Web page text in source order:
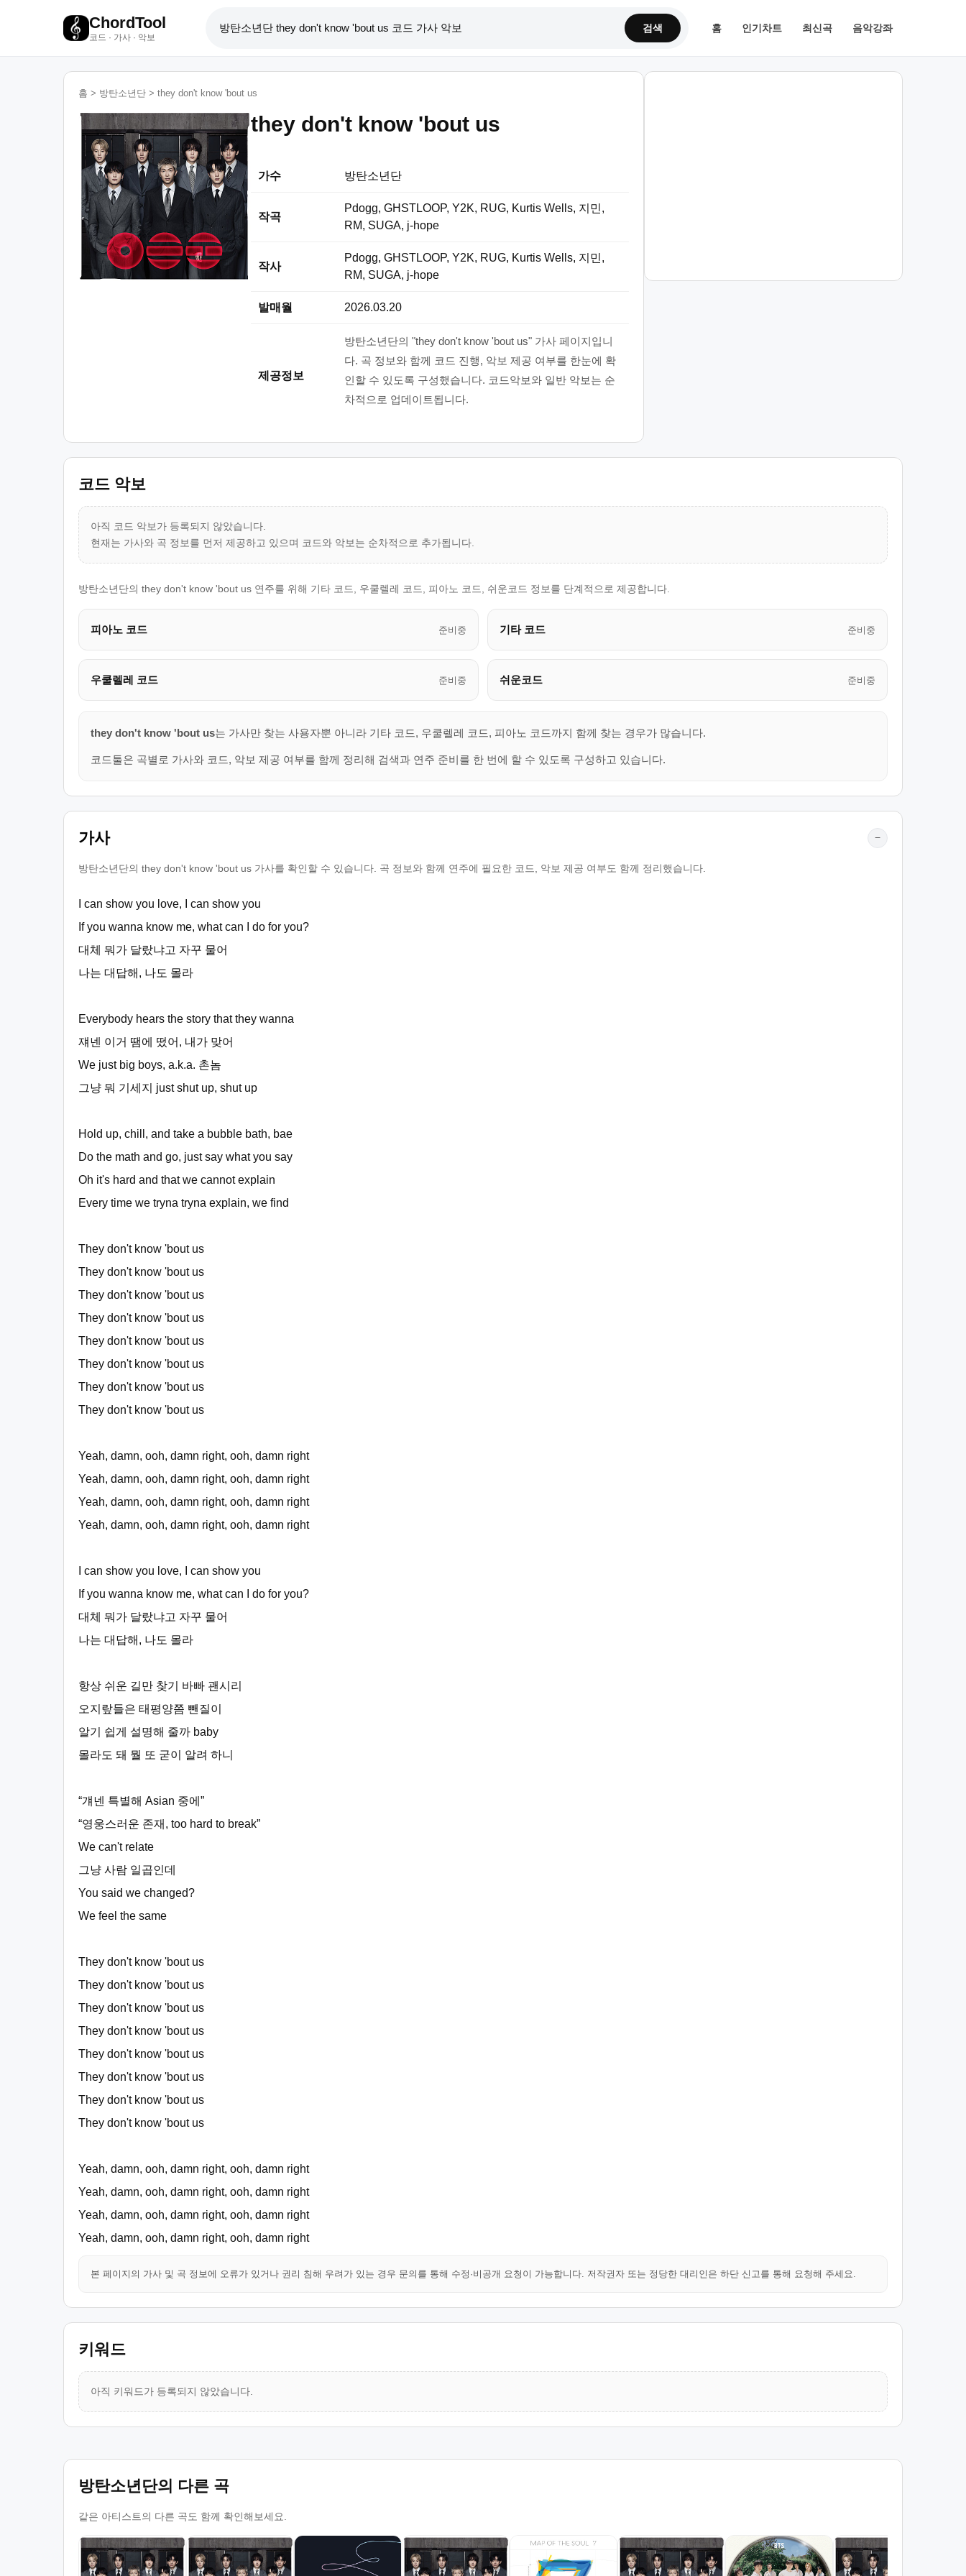
ChordTool
코드 · 가사 · 악보
검색 홈 인기차트 최신곡 음악강좌
홈 > 방탄소년단 > they don't know 'bout us
they don't know 'bout us
가수 방탄소년단
작곡
Pdogg, GHSTLOOP, Y2K, RUG, Kurtis Wells, 지민,
RM, SUGA, j-hope
작사
Pdogg, GHSTLOOP, Y2K, RUG, Kurtis Wells, 지민,
RM, SUGA, j-hope
발매월 2026.03.20
제공정보
방탄소년단의 "they don't know 'bout us" 가사 페이지입니
다. 곡 정보와 함께 코드 진행, 악보 제공 여부를 한눈에 확
인할 수 있도록 구성했습니다. 코드악보와 일반 악보는 순
차적으로 업데이트됩니다.
코드 악보
아직 코드 악보가 등록되지 않았습니다.
현재는 가사와 곡 정보를 먼저 제공하고 있으며 코드와 악보는 순차적으로 추가됩니다.
방탄소년단의 they don't know 'bout us 연주를 위해 기타 코드, 우쿨렐레 코드, 피아노 코드, 쉬운코드 정보를 단계적으로 제공합니다.
피아노 코드 준비중 기타 코드 준비중
우쿨렐레 코드 준비중 쉬운코드 준비중
they don't know 'bout us는 가사만 찾는 사용자뿐 아니라 기타 코드, 우쿨렐레 코드, 피아노 코드까지 함께 찾는 경우가 많습니다.
코드툴은 곡별로 가사와 코드, 악보 제공 여부를 함께 정리해 검색과 연주 준비를 한 번에 할 수 있도록 구성하고 있습니다.
가사 −
방탄소년단의 they don't know 'bout us 가사를 확인할 수 있습니다. 곡 정보와 함께 연주에 필요한 코드, 악보 제공 여부도 함께 정리했습니다.
I can show you love, I can show you
If you wanna know me, what can I do for you?
대체 뭐가 달랐냐고 자꾸 물어
나는 대답해, 나도 몰라
Everybody hears the story that they wanna
쟤넨 이거 땜에 떴어, 내가 맞어
We just big boys, a.k.a. 촌놈
그냥 뭐 기세지 just shut up, shut up
Hold up, chill, and take a bubble bath, bae
Do the math and go, just say what you say
Oh it's hard and that we cannot explain
Every time we tryna tryna explain, we find
They don't know 'bout us
They don't know 'bout us
They don't know 'bout us
They don't know 'bout us
They don't know 'bout us
They don't know 'bout us
They don't know 'bout us
They don't know 'bout us
Yeah, damn, ooh, damn right, ooh, damn right
Yeah, damn, ooh, damn right, ooh, damn right
Yeah, damn, ooh, damn right, ooh, damn right
Yeah, damn, ooh, damn right, ooh, damn right
I can show you love, I can show you
If you wanna know me, what can I do for you?
대체 뭐가 달랐냐고 자꾸 물어
나는 대답해, 나도 몰라
항상 쉬운 길만 찾기 바빠 괜시리
오지랖들은 태평양쯤 뺀질이
알기 쉽게 설명해 줄까 baby
몰라도 돼 뭘 또 굳이 알려 하니
“걔넨 특별해 Asian 중에”
“영웅스러운 존재, too hard to break”
We can't relate
그냥 사람 일곱인데
You said we changed?
We feel the same
They don't know 'bout us
They don't know 'bout us
They don't know 'bout us
They don't know 'bout us
They don't know 'bout us
They don't know 'bout us
They don't know 'bout us
They don't know 'bout us
Yeah, damn, ooh, damn right, ooh, damn right
Yeah, damn, ooh, damn right, ooh, damn right
Yeah, damn, ooh, damn right, ooh, damn right
Yeah, damn, ooh, damn right, ooh, damn right
본 페이지의 가사 및 곡 정보에 오류가 있거나 권리 침해 우려가 있는 경우 문의를 통해 수정·비공개 요청이 가능합니다. 저작권자 또는 정당한 대리인은 하단 신고를 통해 요청해 주세요.
키워드
아직 키워드가 등록되지 않았습니다.
방탄소년단의 다른 곡
같은 아티스트의 다른 곡도 함께 확인해보세요.